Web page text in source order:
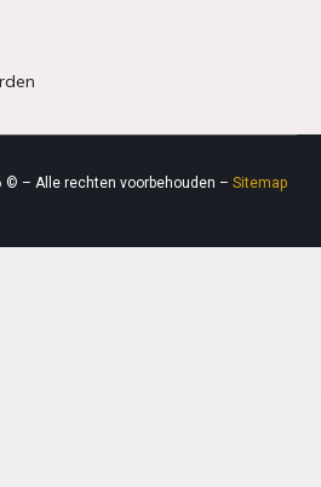
© – Alle rechten voorbehouden – Sitemap